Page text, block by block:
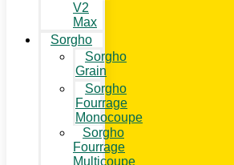
V2
Max
Sorgho
Sorgho
Grain
Sorgho
Fourrage
Monocoupe
Sorgho
Fourrage
Multicoupe